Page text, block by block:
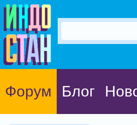
Форум Блог